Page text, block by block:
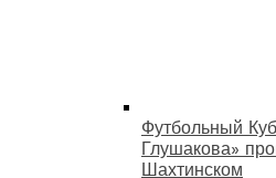
Футбольный
Глушакова»
Шахтинском